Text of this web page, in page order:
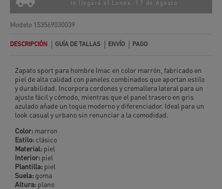
te llegará el
Lunes, 17 de Agosto
Modelo 153569030039
DESCRIPCIÓN GUÍA DE TALLAS ENVÍO PAGO
Zapato sport para hombre Imac en color marrón, fabricado en
piel de alta calidad con paneles combinados que aportan estilo
y durabilidad. Incorpora cordones y cremallera lateral para un
ajuste fácil y cómodo, mientras que el panel trasero en gris
azulado añade un toque moderno y diferenciador. Ideal para un
look casual y urbano sin renunciar a la comodidad.
Color: marron
Estilo: clásico
Material: piel
Interior: piel
Plantilla: piel
Suela: goma
Altura: plano